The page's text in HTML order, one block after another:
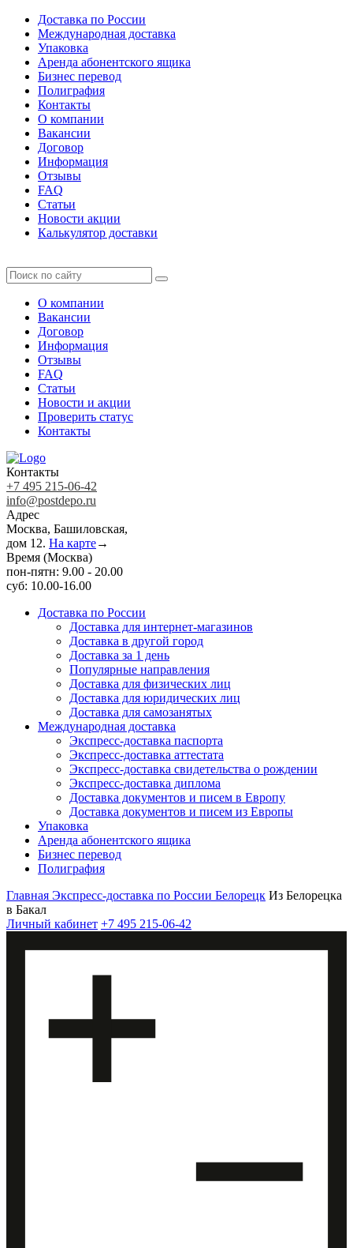
Доставка по России
Международная доставка
Упаковка
Аренда абонентского ящика
Бизнес перевод
Полиграфия
Контакты
О компании
Вакансии
Договор
Информация
Отзывы
FAQ
Статьи
Новости акции
Калькулятор доставки
О компании
Вакансии
Договор
Информация
Отзывы
FAQ
Статьи
Новости и акции
Проверить статус
Контакты
Контакты
+7 495 215-06-42
info@postdepo.ru
Адрес
Москва, Башиловская,
дом 12. На карте→
Время (Москва)
пон-пятн: 9.00 - 20.00
суб: 10.00-16.00
Доставка по России
Доставка для интернет-магазинов
Доставка в другой город
Доставка за 1 день
Популярные направления
Доставка для физических лиц
Доставка для юридических лиц
Доставка для самозанятых
Международная доставка
Экспресс-доставка паспорта
Экспресс-доставка аттестата
Экспресс-доставка свидетельства о рождении
Экспресс-доставка диплома
Доставка документов и писем в Европу
Доставка документов и писем из Европы
Упаковка
Аренда абонентского ящика
Бизнес перевод
Полиграфия
Главная Экспресс-доставка по России Белорецк Из Белорецка
в Бакал
Личный кабинет +7 495 215-06-42